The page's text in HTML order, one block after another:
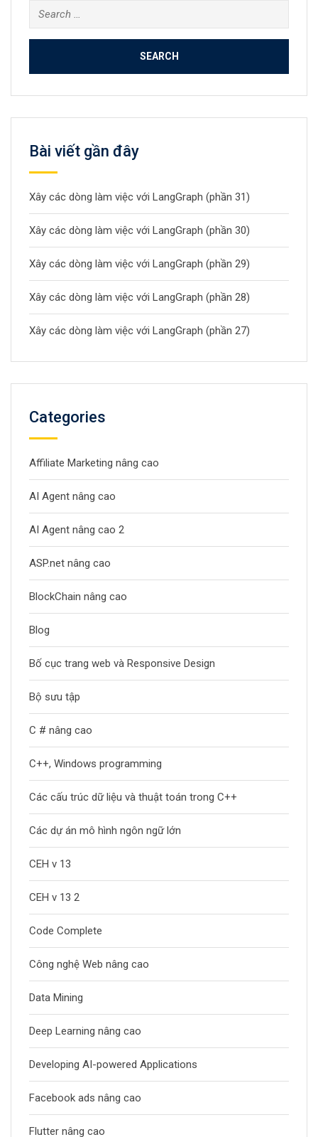
Search
for:
Bài viết gần đây
Xây các dòng làm việc với LangGraph (phần 31)
Xây các dòng làm việc với LangGraph (phần 30)
Xây các dòng làm việc với LangGraph (phần 29)
Xây các dòng làm việc với LangGraph (phần 28)
Xây các dòng làm việc với LangGraph (phần 27)
Categories
Affiliate Marketing nâng cao
AI Agent nâng cao
AI Agent nâng cao 2
ASP.net nâng cao
BlockChain nâng cao
Blog
Bố cục trang web và Responsive Design
Bộ sưu tập
C # nâng cao
C++, Windows programming
Các cấu trúc dữ liệu và thuật toán trong C++
Các dự án mô hình ngôn ngữ lớn
CEH v 13
CEH v 13 2
Code Complete
Công nghệ Web nâng cao
Data Mining
Deep Learning nâng cao
Developing AI-powered Applications
Facebook ads nâng cao
Flutter nâng cao